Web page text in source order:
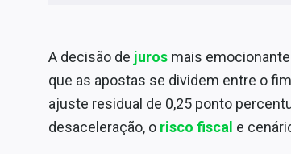
A decisão de juros mais
que as apostas se dividem entre o
ajuste residual de 0,25 ponto
desaceleração, o risco fiscal e